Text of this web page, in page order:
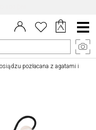
Menu
główne
pozłacana z agatami i